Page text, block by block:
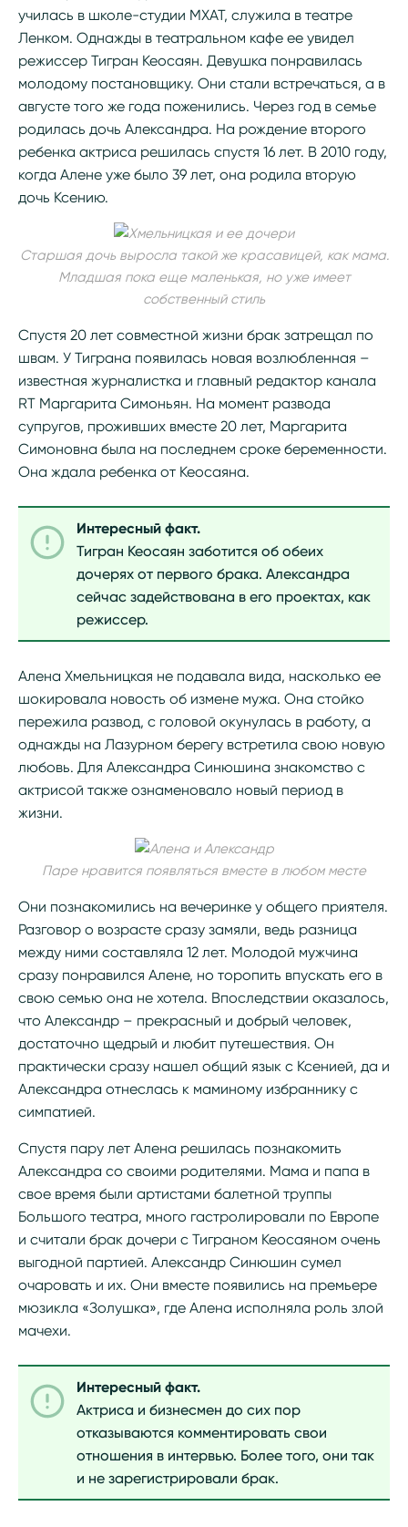
училась в школе-студии МХАТ, служила в театре
Ленком. Однажды в театральном кафе ее увидел
режиссер Тигран Кеосаян. Девушка понравилась
молодому постановщику. Они стали встречаться, а в
августе того же года поженились. Через год в семье
родилась дочь Александра. На рождение второго
ребенка актриса решилась спустя 16 лет. В 2010 году,
когда Алене уже было 39 лет, она родила вторую
дочь Ксению.
Старшая дочь выросла такой же красавицей, как мама.
Младшая пока еще маленькая, но уже имеет
собственный стиль
Спустя 20 лет совместной жизни брак затрещал по
швам. У Тиграна появилась новая возлюбленная –
известная журналистка и главный редактор канала
RT Маргарита Симоньян. На момент развода
супругов, проживших вместе 20 лет, Маргарита
Симоновна была на последнем сроке беременности.
Она ждала ребенка от Кеосаяна.
Интересный факт.
Тигран Кеосаян заботится об обеих
дочерях от первого брака. Александра
сейчас задействована в его проектах, как
режиссер.
Алена Хмельницкая не подавала вида, насколько ее
шокировала новость об измене мужа. Она стойко
пережила развод, с головой окунулась в работу, а
однажды на Лазурном берегу встретила свою новую
любовь. Для Александра Синюшина знакомство с
актрисой также ознаменовало новый период в
жизни.
Паре нравится появляться вместе в любом месте
Они познакомились на вечеринке у общего приятеля.
Разговор о возрасте сразу замяли, ведь разница
между ними составляла 12 лет. Молодой мужчина
сразу понравился Алене, но торопить впускать его в
свою семью она не хотела. Впоследствии оказалось,
что Александр – прекрасный и добрый человек,
достаточно щедрый и любит путешествия. Он
практически сразу нашел общий язык с Ксенией, да и
Александра отнеслась к маминому избраннику с
симпатией.
Спустя пару лет Алена решилась познакомить
Александра со своими родителями. Мама и папа в
свое время были артистами балетной труппы
Большого театра, много гастролировали по Европе
и считали брак дочери с Тиграном Кеосаяном очень
выгодной партией. Александр Синюшин сумел
очаровать и их. Они вместе появились на премьере
мюзикла «Золушка», где Алена исполняла роль злой
мачехи.
Интересный факт.
Актриса и бизнесмен до сих пор
отказываются комментировать свои
отношения в интервью. Более того, они так
и не зарегистрировали брак.